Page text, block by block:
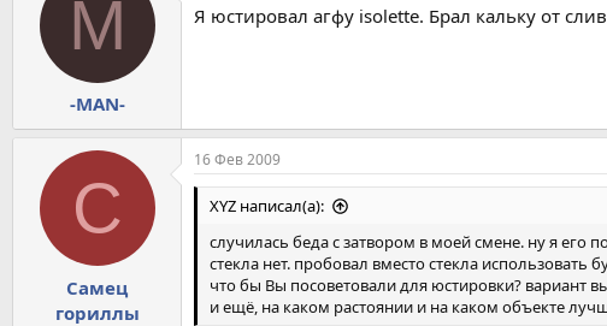
M
-MAN-
Я юстировал агфу isolette. Брал кальку от
С
Самец
гориллы
16 Фев 2009
XYZ написал(а):
случилась беда с затвором в моей смене. ну я его
стекла нет. пробовал вместо стекла
что бы Вы посоветовали для юстировки? вариант
и ещё, на каком растоянии и на каком объекте